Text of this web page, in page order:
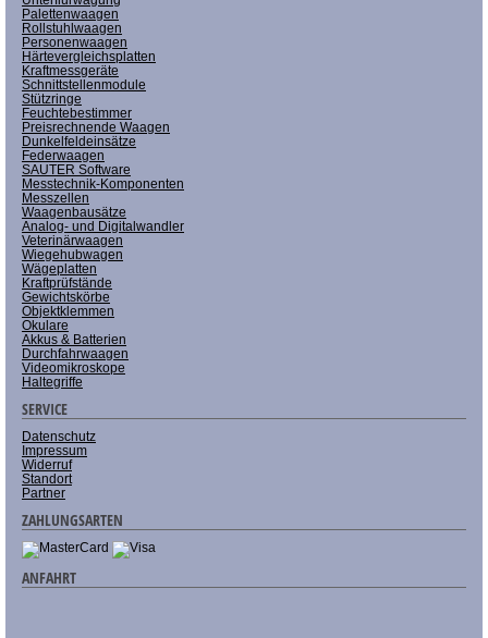
Palettenwaagen
Rollstuhlwaagen
Personenwaagen
Härtevergleichsplatten
Kraftmessgeräte
Schnittstellenmodule
Stützringe
Feuchtebestimmer
Preisrechnende Waagen
Dunkelfeldeinsätze
Federwaagen
SAUTER Software
Messtechnik-Komponenten
Messzellen
Waagenbausätze
Analog- und Digitalwandler
Veterinärwaagen
Wiegehubwagen
Wägeplatten
Kraftprüfstände
Gewichtskörbe
Objektklemmen
Okulare
Akkus & Batterien
Durchfahrwaagen
Videomikroskope
Haltegriffe
SERVICE
Datenschutz
Impressum
Widerruf
Standort
Partner
ZAHLUNGSARTEN
ANFAHRT